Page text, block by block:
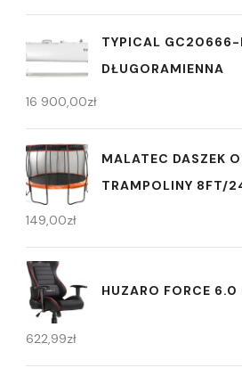
TYPICAL GC20666-
DŁUGORAMIENNA
16 900,00zł
MALATEC DASZEK
TRAMPOLINY 8FT/
149,00zł
HUZARO FORCE 6.0
622,99zł